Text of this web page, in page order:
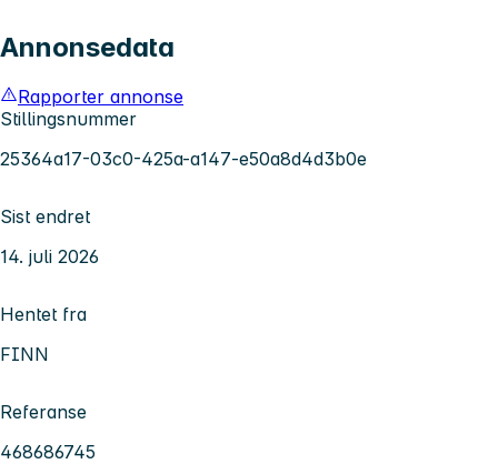
Annonsedata
Rapporter annonse
Stillingsnummer
25364a17-03c0-425a-a147-e50a8d4d3b0e
Sist endret
14. juli 2026
Hentet fra
FINN
Referanse
468686745